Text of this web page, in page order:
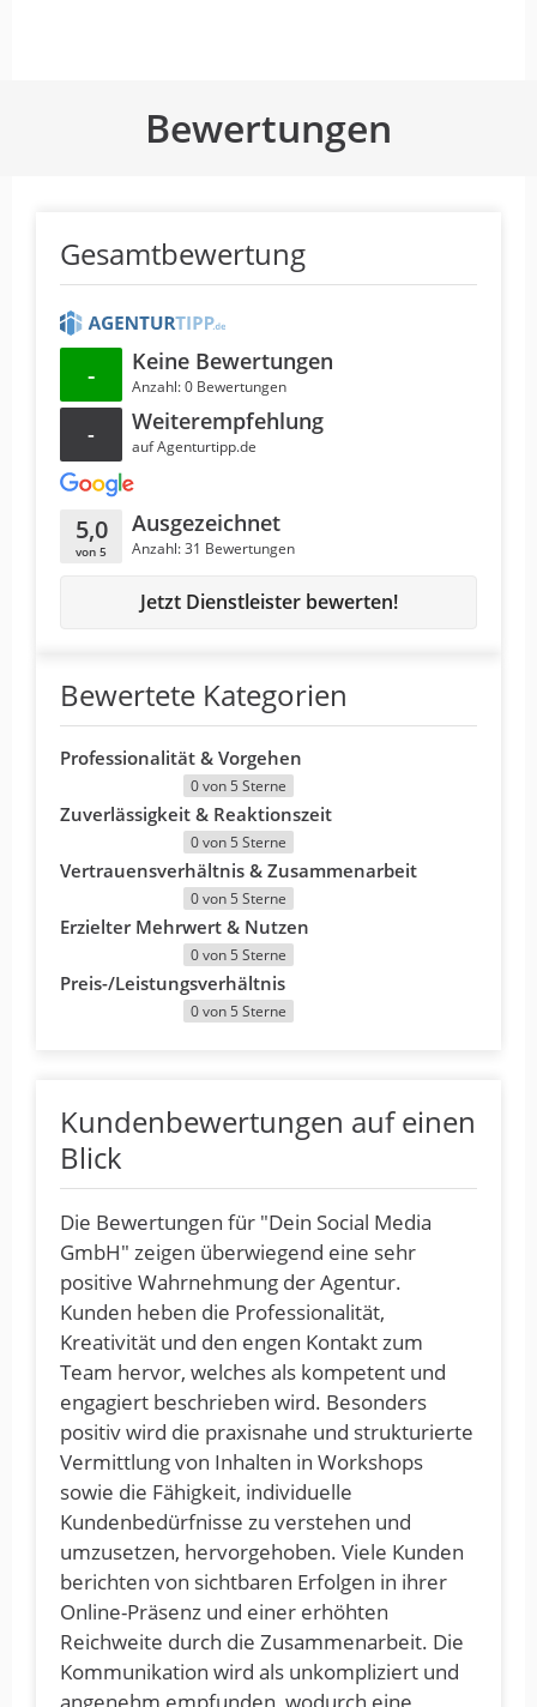
Bewertungen
Bewertete Kategorien
Professionalität & Vorgehen
0 von 5 Sterne
Zuverlässigkeit & Reaktionszeit
0 von 5 Sterne
Vertrauensverhältnis & Zusammenarbeit
0 von 5 Sterne
Erzielter Mehrwert & Nutzen
0 von 5 Sterne
Preis-/Leistungsverhältnis
0 von 5 Sterne
Gesamtbewertung
- Keine Bewertungen
Anzahl: 0 Bewertungen
- Weiterempfehlung
auf Agenturtipp.de
5,0
von 5
Ausgezeichnet
Anzahl: 31 Bewertungen
Jetzt Dienstleister bewerten!
Kundenbewertungen auf einen
Blick
Die Bewertungen für "Dein Social Media
GmbH" zeigen überwiegend eine sehr
positive Wahrnehmung der Agentur.
Kunden heben die Professionalität,
Kreativität und den engen Kontakt zum
Team hervor, welches als kompetent und
engagiert beschrieben wird. Besonders
positiv wird die praxisnahe und strukturierte
Vermittlung von Inhalten in Workshops
sowie die Fähigkeit, individuelle
Kundenbedürfnisse zu verstehen und
umzusetzen, hervorgehoben. Viele Kunden
berichten von sichtbaren Erfolgen in ihrer
Online-Präsenz und einer erhöhten
Reichweite durch die Zusammenarbeit. Die
Kommunikation wird als unkompliziert und
angenehm empfunden, wodurch eine